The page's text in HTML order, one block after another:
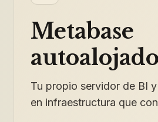
Metabase
autoalojado
Tu propio servidor de BI
en infraestructura que